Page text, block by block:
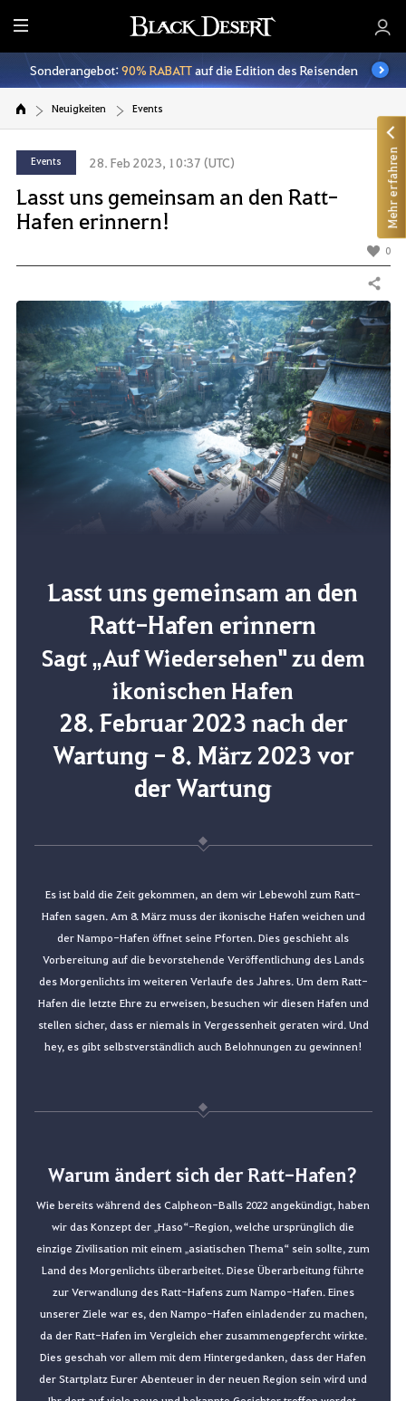
A
l
l Sonderangebot:90% RABATTauf die Edition des Reisenden
Neuigkeiten Events
Events 28. Feb 2023, 10:37 (UTC)
Lasst uns gemeinsam an den Ratt-
Hafen erinnern!
0
Teilen
Lasst uns gemeinsam an den
Ratt-Hafen erinnern
Sagt „Auf Wiedersehen" zu dem
ikonischen Hafen
28. Februar 2023 nach der
Wartung - 8. März 2023 vor
der Wartung
Es ist bald die Zeit gekommen, an dem wir Lebewohl zum Ratt-
Hafen sagen. Am 8. März muss der ikonische Hafen weichen und
der Nampo-Hafen öffnet seine Pforten. Dies geschieht als
Vorbereitung auf die bevorstehende Veröffentlichung des Lands
des Morgenlichts im weiteren Verlaufe des Jahres. Um dem Ratt-
Hafen die letzte Ehre zu erweisen, besuchen wir diesen Hafen und
stellen sicher, dass er niemals in Vergessenheit geraten wird. Und
hey, es gibt selbstverständlich auch Belohnungen zu gewinnen!
Warum ändert sich der Ratt-Hafen?
Wie bereits während des Calpheon-Balls 2022 angekündigt, haben
wir das Konzept der „Haso“-Region, welche ursprünglich die
einzige Zivilisation mit einem „asiatischen Thema“ sein sollte, zum
Land des Morgenlichts überarbeitet. Diese Überarbeitung führte
zur Verwandlung des Ratt-Hafens zum Nampo-Hafen. Eines
unserer Ziele war es, den Nampo-Hafen einladender zu machen,
da der Ratt-Hafen im Vergleich eher zusammengepfercht wirkte.
Dies geschah vor allem mit dem Hintergedanken, dass der Hafen
der Startplatz Eurer Abenteuer in der neuen Region sein wird und
Mehr erfahren